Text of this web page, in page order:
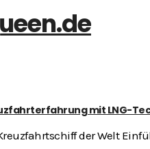
mit LNG-
der Welt